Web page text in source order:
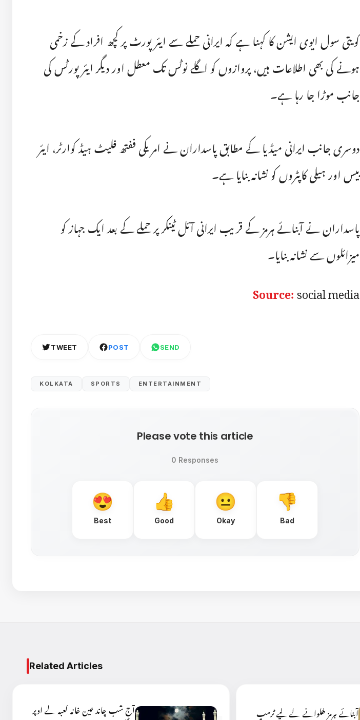
کویتی سول ایوی ایشن کا کہنا ہے کہ ایرانی حملے سے ایئر پورٹ پر کچھ افراد کے زخمی
ہونے کی بھی اطلاعات ہیں، پروازوں کو اگلے نوٹس تک معطل اور دیگر ایئر پورٹس کی
جانب موڑا جا رہا ہے۔
دوسری جانب ایرانی میڈیا کے مطابق پاسداران نے امریکی ففتھ فلیٹ ہیڈ کوارٹر، ایئر
بیس اور ہیلی کاپٹروں کو نشانہ بنایا ہے۔
پاسداران نے آبنائے ہرمز کے قریب ایرانی آئل ٹینکر پر حملے کے بعد ایک جہاز کو
میزائلوں سے نشانہ بنایا۔
Source:social media
TWEET POST SEND
KOLKATA SPORTS ENTERTAINMENT
Please vote this article
0 Responses
Best Good Okay Bad
Related Articles
آج شب چاند عین خانہ کعبہ کے اوپر
آبنائے ہرمز کھلوانے کے لیے ٹرمپ